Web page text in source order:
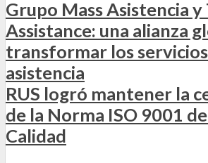
Grupo Mass Asistencia
Assistance: una alianza
transformar los
asistencia
RUS logró mantener la
de la Norma ISO 9001
Calidad